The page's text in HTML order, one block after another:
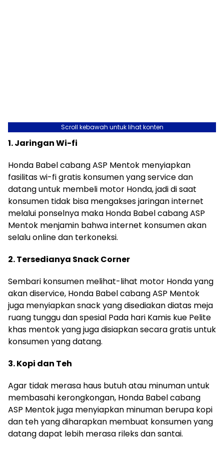
Scroll kebawah untuk lihat konten
1. Jaringan Wi-fi
Honda Babel cabang ASP Mentok menyiapkan
fasilitas wi-fi gratis konsumen yang service dan
datang untuk membeli motor Honda, jadi di saat
konsumen tidak bisa mengakses jaringan internet
melalui ponselnya maka Honda Babel cabang ASP
Mentok menjamin bahwa internet konsumen akan
selalu online dan terkoneksi.
2. Tersedianya Snack Corner
Sembari konsumen melihat-lihat motor Honda yang
akan diservice, Honda Babel cabang ASP Mentok
juga menyiapkan snack yang disediakan diatas meja
ruang tunggu dan spesial Pada hari Kamis kue Pelite
khas mentok yang juga disiapkan secara gratis untuk
konsumen yang datang.
3. Kopi dan Teh
Agar tidak merasa haus butuh atau minuman untuk
membasahi kerongkongan, Honda Babel cabang
ASP Mentok juga menyiapkan minuman berupa kopi
dan teh yang diharapkan membuat konsumen yang
datang dapat lebih merasa rileks dan santai.